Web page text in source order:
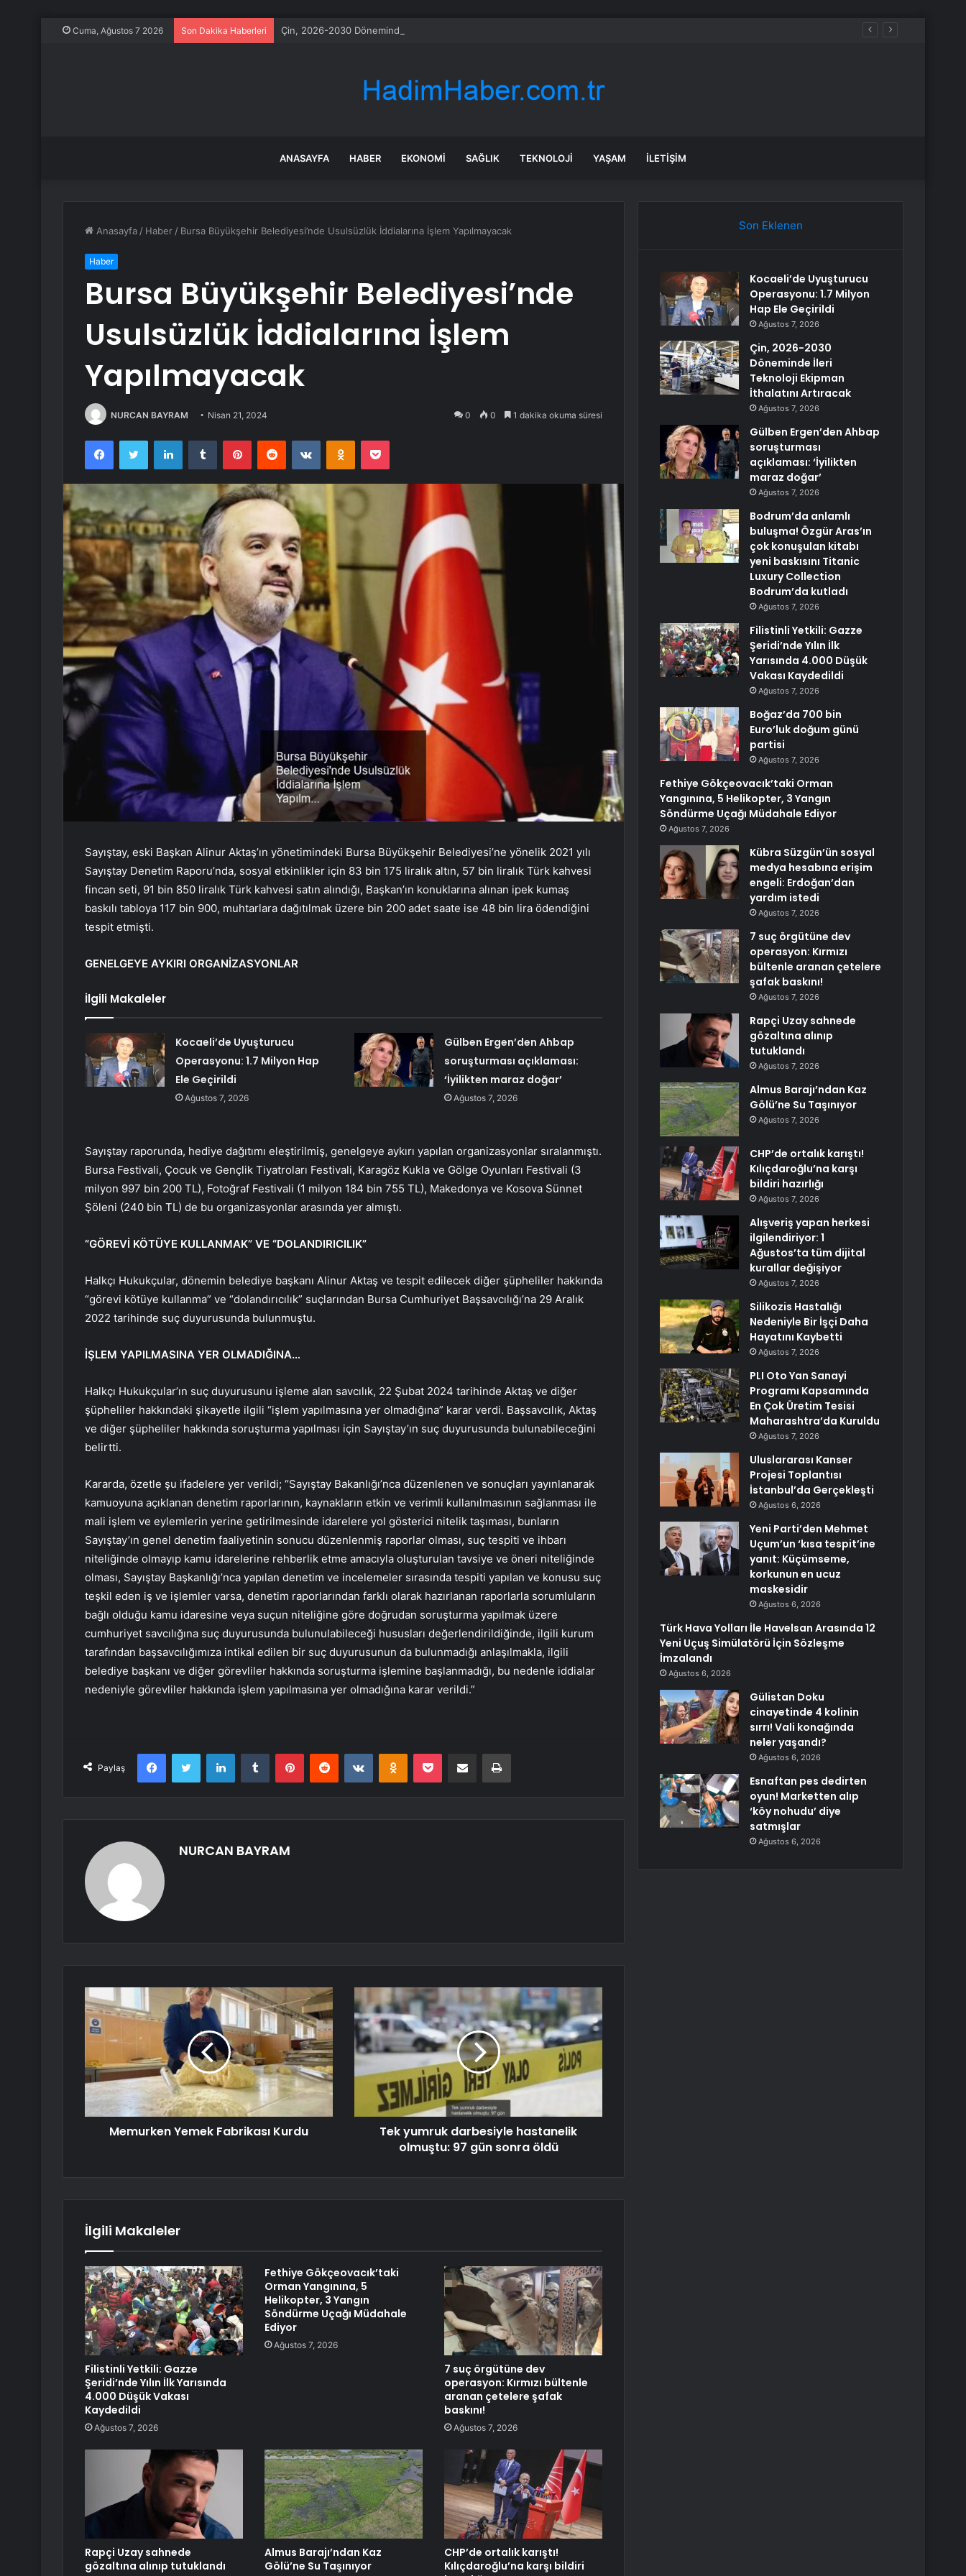
Cuma, Ağustos 7 2026 Son Dakika Haberleri Çin, 2026-2030 Döneminde İleri Teknoloji Ekipman İthalatını Artıracak
ANASAYFA HABER EKONOMI SAĞLIK TEKNOLOJI YAŞAM İLETIŞIM
Anasayfa / Haber / Bursa Büyükşehir Belediyesi’nde Usulsüzlük İddialarına İşlem Yapılmayacak
Haber
Bursa Büyükşehir Belediyesi’nde
Usulsüzlük İddialarına İşlem
Yapılmayacak
NURCAN BAYRAM Nisan 21, 2024 0 0 1 dakika okuma süresi
FacebookTwitter LinkedInTumblr PinterestReddit VKontakteOdnoklassniki
Pocket
Sayıştay, eski Başkan Alinur Aktaş’ın yönetimindeki Bursa Büyükşehir Belediyesi’ne yönelik 2021 yılı
Sayıştay Denetim Raporu’nda, sosyal etkinlikler için 83 bin 175 liralık altın, 57 bin liralık Türk kahvesi
fincan seti, 91 bin 850 liralık Türk kahvesi satın alındığı, Başkan’ın konuklarına alınan ipek kumaş
baskılı tabloya 117 bin 900, muhtarlara dağıtılmak üzere bin 200 adet saate ise 48 bin lira ödendiğini
tespit etmişti.
GENELGEYE AYKIRI ORGANİZASYONLAR
İlgili Makaleler
Kocaeli’de Uyuşturucu
Operasyonu: 1.7 Milyon Hap
Ele Geçirildi
Ağustos 7, 2026
Gülben Ergen’den Ahbap
soruşturması açıklaması:
‘İyilikten maraz doğar’
Ağustos 7, 2026
Sayıştay raporunda, hediye dağıtımı eleştirilmiş, genelgeye aykırı yapılan organizasyonlar sıralanmıştı.
Bursa Festivali, Çocuk ve Gençlik Tiyatroları Festivali, Karagöz Kukla ve Gölge Oyunları Festivali (3
milyon 997 bin 200 TL), Fotoğraf Festivali (1 milyon 184 bin 755 TL), Makedonya ve Kosova Sünnet
Şöleni (240 bin TL) de bu organizasyonlar arasında yer almıştı.
“GÖREVİ KÖTÜYE KULLANMAK” VE “DOLANDIRICILIK”
Halkçı Hukukçular, dönemin belediye başkanı Alinur Aktaş ve tespit edilecek diğer şüpheliler hakkında
“görevi kötüye kullanma” ve “dolandırıcılık” suçlarından Bursa Cumhuriyet Başsavcılığı’na 29 Aralık
2022 tarihinde suç duyurusunda bulunmuştu.
İŞLEM YAPILMASINA YER OLMADIĞINA…
Halkçı Hukukçular’ın suç duyurusunu işleme alan savcılık, 22 Şubat 2024 tarihinde Aktaş ve diğer
şüpheliler hakkındaki şikayetle ilgili “işlem yapılmasına yer olmadığına” karar verdi. Başsavcılık, Aktaş
ve diğer şüpheliler hakkında soruşturma yapılması için Sayıştay’ın suç duyurusunda bulunabileceğini
belirtti.
Kararda, özetle şu ifadelere yer verildi; “Sayıştay Bakanlığı’nca düzenlenen ve sonuçları yayınlanarak
kamuoyuna açıklanan denetim raporlarının, kaynakların etkin ve verimli kullanılmasının sağlanması ile
mali işlem ve eylemlerin yerine getirilmesinde idarelere yol gösterici nitelik taşıması, bunların
Sayıştay’ın genel denetim faaliyetinin sonucu düzenlenmiş raporlar olması, suç tespiti ve ihbarı
niteliğinde olmayıp kamu idarelerine rehberlik etme amacıyla oluşturulan tavsiye ve öneri niteliğinde
olması, Sayıştay Başkanlığı’nca yapılan denetim ve incelemeler sırasında tespiti yapılan ve konusu suç
teşkil eden iş ve işlemler varsa, denetim raporlarından farklı olarak hazırlanan raporlarla sorumluların
bağlı olduğu kamu idaresine veya suçun niteliğine göre doğrudan soruşturma yapılmak üzere
cumhuriyet savcılığına suç duyurusunda bulunulabileceği hususları değerlendirildiğinde, ilgili kurum
tarafından başsavcılığımıza intikal edilen bir suç duyurusunun da bulunmadığı anlaşılmakla, ilgili
belediye başkanı ve diğer görevliler hakkında soruşturma işlemine başlanmadığı, bu nedenle iddialar
nedeniyle görevliler hakkında işlem yapılmasına yer olmadığına karar verildi.”
Paylaş
FacebookTwitter LinkedInTumblr PinterestReddit VKontakteOdnoklassniki
Pocket E-Posta ile paylaş Yazdır
NURCAN BAYRAM
Memurken Yemek Fabrikası Kurdu
Tek yumruk darbesiyle hastanelik
olmuştu: 97 gün sonra öldü
İlgili Makaleler
Filistinli Yetkili: Gazze
Şeridi’nde Yılın İlk Yarısında
4.000 Düşük Vakası
Kaydedildi
Ağustos 7, 2026
Fethiye Gökçeovacık’taki
Orman Yangınına, 5
Helikopter, 3 Yangın
Söndürme Uçağı Müdahale
Ediyor
Ağustos 7, 2026
7 suç örgütüne dev
operasyon: Kırmızı bültenle
aranan çetelere şafak
baskını!
Ağustos 7, 2026
Rapçi Uzay sahnede
gözaltına alınıp tutuklandı
Almus Barajı’ndan Kaz
Gölü’ne Su Taşınıyor
CHP’de ortalık karıştı!
Kılıçdaroğlu’na karşı bildiri
Son Eklenen
Kocaeli’de Uyuşturucu
Operasyonu: 1.7 Milyon
Hap Ele Geçirildi
Ağustos 7, 2026
Çin, 2026-2030
Döneminde İleri
Teknoloji Ekipman
İthalatını Artıracak
Ağustos 7, 2026
Gülben Ergen’den Ahbap
soruşturması
açıklaması: ‘İyilikten
maraz doğar’
Ağustos 7, 2026
Bodrum’da anlamlı
buluşma! Özgür Aras’ın
çok konuşulan kitabı
yeni baskısını Titanic
Luxury Collection
Bodrum’da kutladı
Ağustos 7, 2026
Filistinli Yetkili: Gazze
Şeridi’nde Yılın İlk
Yarısında 4.000 Düşük
Vakası Kaydedildi
Ağustos 7, 2026
Boğaz’da 700 bin
Euro’luk doğum günü
partisi
Ağustos 7, 2026
Fethiye Gökçeovacık’taki Orman
Yangınına, 5 Helikopter, 3 Yangın
Söndürme Uçağı Müdahale Ediyor
Ağustos 7, 2026
Kübra Süzgün’ün sosyal
medya hesabına erişim
engeli: Erdoğan’dan
yardım istedi
Ağustos 7, 2026
7 suç örgütüne dev
operasyon: Kırmızı
bültenle aranan çetelere
şafak baskını!
Ağustos 7, 2026
Rapçi Uzay sahnede
gözaltına alınıp
tutuklandı
Ağustos 7, 2026
Almus Barajı’ndan Kaz
Gölü’ne Su Taşınıyor
Ağustos 7, 2026
CHP’de ortalık karıştı!
Kılıçdaroğlu’na karşı
bildiri hazırlığı
Ağustos 7, 2026
Alışveriş yapan herkesi
ilgilendiriyor: 1
Ağustos’ta tüm dijital
kurallar değişiyor
Ağustos 7, 2026
Silikozis Hastalığı
Nedeniyle Bir İşçi Daha
Hayatını Kaybetti
Ağustos 7, 2026
PLI Oto Yan Sanayi
Programı Kapsamında
En Çok Üretim Tesisi
Maharashtra’da Kuruldu
Ağustos 7, 2026
Uluslararası Kanser
Projesi Toplantısı
İstanbul’da Gerçekleşti
Ağustos 6, 2026
Yeni Parti’den Mehmet
Uçum’un ‘kısa tespit’ine
yanıt: Küçümseme,
korkunun en ucuz
maskesidir
Ağustos 6, 2026
Türk Hava Yolları İle Havelsan Arasında 12
Yeni Uçuş Simülatörü İçin Sözleşme
İmzalandı
Ağustos 6, 2026
Gülistan Doku
cinayetinde 4 kolinin
sırrı! Vali konağında
neler yaşandı?
Ağustos 6, 2026
Esnaftan pes dedirten
oyun! Marketten alıp
‘köy nohudu’ diye
satmışlar
Ağustos 6, 2026